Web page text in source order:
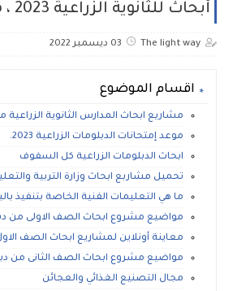
أبحاث للثانوية الزراعية 2023 ، ملفات مجانية جاهزة للطباعة
The light way 03 ديسمبر 2022
اقسام الموضوع
مشاريع ابحاث المدارس الثانوية
موعد إمتحانات الدبلومات الزراعية 2023.
ابحاث الدبلومات الزراعية كل السفوف
تحميل مشاربع ابحاث وزارة التربية
ما هي التعليمات الفنية الخاصة بتنفيذ
مواضيع مشروع ابحاث الصف الاولى من
معاينة أونلاين لمشاريع ابحاث الصف الاول
مواضيع مشروع ابحاث الصف الثانى من
مجال التصنيع الغذائي والعجائن